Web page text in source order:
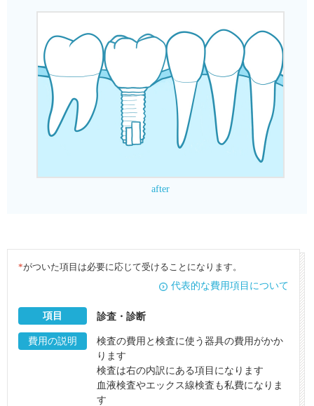
after
*がついた項目は必要に応じて受けることになります。
代表的な費用項目について
項目 診査・診断
費用の説明
検査の費用と検査に使う器具の費用がかか
ります
検査は右の内訳にある項目になります
血液検査やエックス線検査も私費になりま
す